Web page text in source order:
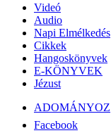
Videó
Audio
Napi Elmélkedés
Cikkek
Hangoskönyvek
E-KÖNYVEK
Jézust
ADOMÁNYOZ
Facebook